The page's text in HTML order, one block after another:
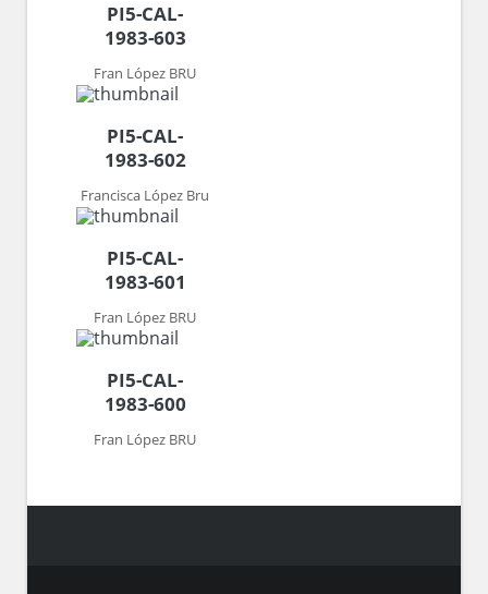
PI5-CAL-
1983-603
Fran López BRU
PI5-CAL-
1983-602
Francisca López Bru
PI5-CAL-
1983-601
Fran López BRU
PI5-CAL-
1983-600
Fran López BRU